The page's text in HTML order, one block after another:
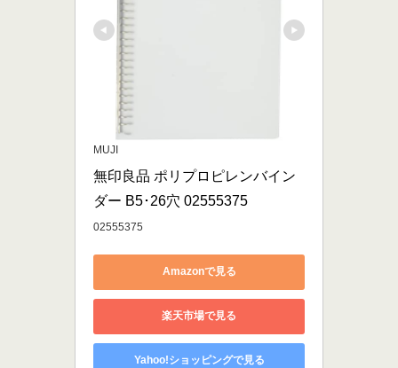
MUJI
無印良品 ポリプロピレンバイン
ダー B5･26穴 02555375
02555375
Amazonで見る
楽天市場で見る
Yahoo!ショッピングで見る